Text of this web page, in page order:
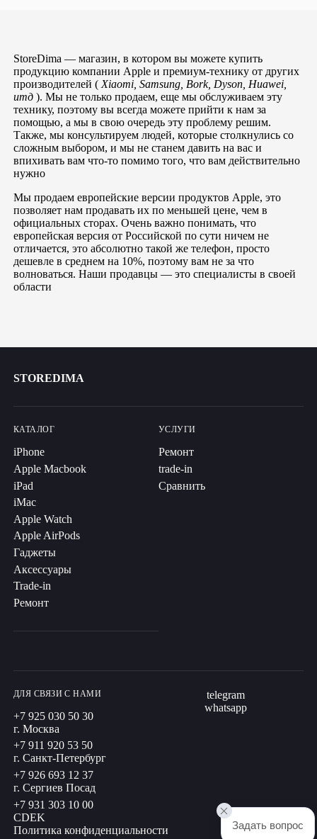
StoreDima — магазин, в котором вы можете купить
продукцию компании Apple и премиум-технику от других
производителей ( Xiaomi, Samsung, Bork, Dyson, Huawei,
итд). Мы не только продаем, еще мы обслуживаем эту
технику, поэтому вы всегда можете прийти к нам за
помощью, а мы в свою очередь эту проблему решим.
Также, мы консультируем людей, которые столкнулись со
сложным выбором, и мы не станем давить на вас и
впихивать вам что-то помимо того, что вам действительно
нужно
Мы продаем европейские версии продуктов Apple, это
позволяет нам продавать их по меньшей цене, чем в
официальных сторах. Очень важно понимать, что
европейская версия от Российской по сути ничем не
отличается, это абсолютно такой же телефон, просто
дешевле в среднем на 10%, поэтому вам не за что
волноваться. Наши продавцы — это специалисты в своей
области
STOREDIMA
КАТАЛОГ
iPhone
Apple Macbook
iPad
iMac
Apple Watch
Apple AirPods
Гаджеты
Аксессуары
Trade-in
Ремонт
УСЛУГИ
Ремонт
trade-in
Сравнить
ДЛЯ СВЯЗИ С НАМИ
+7 925 030 50 30
г. Москва
+7 911 920 53 50
г. Санкт-Петербург
+7 926 693 12 37
г. Сергиев Посад
+7 931 303 10 00
CDEK
telegram
whatsapp
Политика конфиденциальности Задать вопрос